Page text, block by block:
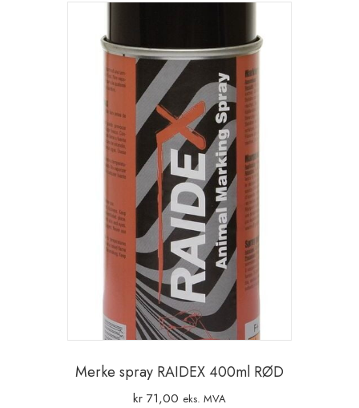
Merke spray RAIDEX 400ml RØD
kr 71,00 eks. MVA